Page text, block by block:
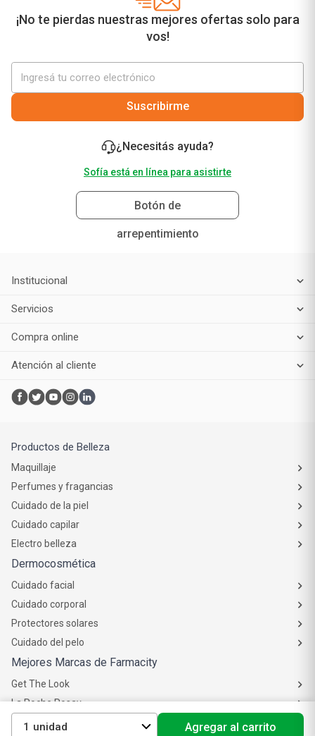
1 Agregar al carrito
¡No te pierdas nuestras mejores ofertas solo para
vos!
Suscribirme
¿Necesitás ayuda?
Sofía está en línea para asistirte
Botón de
arrepentimiento
Institucional
Servicios
Compra online
Atención al cliente
Productos de Belleza
Maquillaje
Perfumes y fragancias
Cuidado de la piel
Cuidado capilar
Electro belleza
Dermocosmética
Cuidado facial
Cuidado corporal
Protectores solares
Cuidado del pelo
Mejores Marcas de Farmacity
Get The Look
La Roche Posay
Vichy